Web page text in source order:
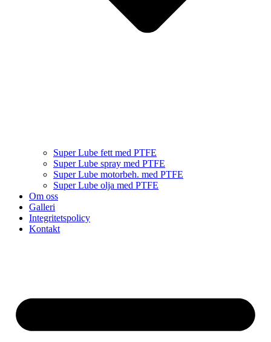
Super Lube fett med PTFE
Super Lube spray med PTFE
Super Lube motorbeh. med PTFE
Super Lube olja med PTFE
Om oss
Galleri
Integritetspolicy
Kontakt